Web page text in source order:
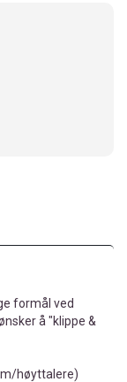
formål ved
å "klippe &
høyttalere)